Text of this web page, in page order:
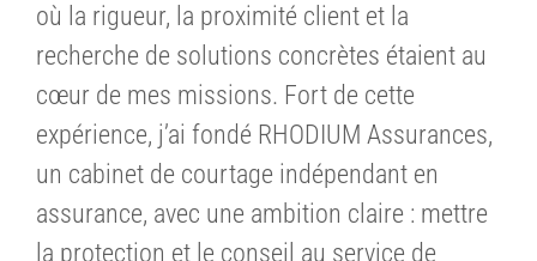
où la rigueur, la proximité client et la
recherche de solutions concrètes étaient au
cœur de mes missions. Fort de cette
expérience, j’ai fondé RHODIUM Assurances,
un cabinet de courtage indépendant en
assurance, avec une ambition claire : mettre
la protection et le conseil au service de